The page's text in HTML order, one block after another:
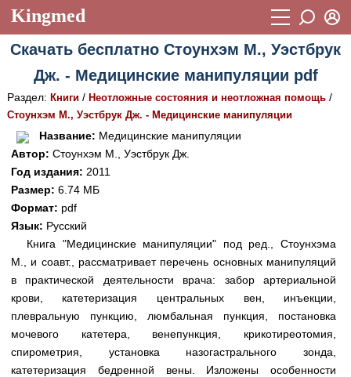
Kingmed
Учебный материал
Видеогалерея 899
Фотогалерея (1906)
Истории болезней 1268
Лекции и презентации
Аккредитационные тесты
Методические рекомендации 1050
Научно-популярное
Статьи
Медицинская стандартизация
Пароль
Восстановить пароль
Регистрация
Скачать бесплатно Стоунхэм М., Уэстбрук
Дж. - Медицинские манипуляции pdf
Раздел: Книги/ Неотложные состояния и неотложная помощь/
Стоунхэм М., Уэстбрук Дж. - Медицинские манипуляции
Название: Медицинские манипуляции
Автор: Стоунхэм М., Уэстбрук Дж.
Год издания: 2011
Размер: 6.74 МБ
Формат: pdf
Язык: Русский
Книга "Медицинские манипуляции" под ред., Стоунхэма
М., и соавт., рассматривает перечень основных манипуляций
в практической деятельности врача: забор артериальной
крови, катетеризация центральных вен, инъекции,
плевральную пункцию, люмбальная пункция, постановка
мочевого катетера, венепункция, крикотиреотомия,
спирометрия, установка назогастрального зонда,
катетеризация бедренной вены. Изложены особенности